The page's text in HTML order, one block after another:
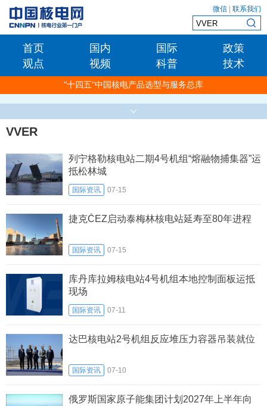
微信 联系我们
首页 国内 国际
政策
观点
视频 科普 技术
"十四五"中国核电产品选型与服务总库
VVER
列宁格勒核电站二期4号机组“熔融物捕集器”运
抵松林城
国际资讯 07-15
捷克ČEZ启动泰梅林核电站延寿至80年进程
国际资讯 07-15
库丹库拉姆核电站4号机组本地控制面板运抵
现场
国际资讯 07-11
达巴核电站2号机组反应堆压力容器吊装就位
国际资讯 07-10
俄罗斯国家原子能集团计划2027年上半年向